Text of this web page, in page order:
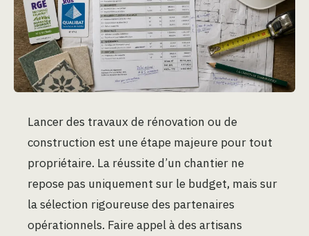
Lancer des travaux de rénovation ou de
construction est une étape majeure pour tout
propriétaire. La réussite d’un chantier ne
repose pas uniquement sur le budget, mais sur
la sélection rigoureuse des partenaires
opérationnels. Faire appel à des artisans